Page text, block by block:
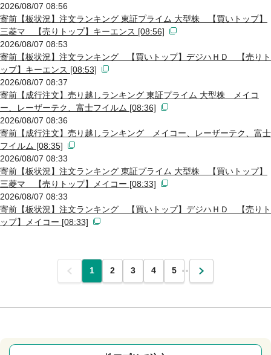
2026/08/07 08:56
寄前【板状況】注文ランキング 東証プライム 大型株 【買いトップ】
三菱マ 【売りトップ】キーエンス [08:56]
2026/08/07 08:53
寄前【板状況】注文ランキング 【買いトップ】デジハＨＤ 【売りト
ップ】キーエンス [08:53]
2026/08/07 08:37
寄前【成行注文】売り越しランキング 東証プライム 大型株 メイコ
ー、レーザーテク、富士フイルム [08:36]
2026/08/07 08:36
寄前【成行注文】売り越しランキング メイコー、レーザーテク、富士
フイルム [08:35]
2026/08/07 08:33
寄前【板状況】注文ランキング 東証プライム 大型株 【買いトップ】
三菱マ 【売りトップ】メイコー [08:33]
2026/08/07 08:33
寄前【板状況】注文ランキング 【買いトップ】デジハＨＤ 【売りト
ップ】メイコー [08:33]
前 1 2 3 4 5 … 次